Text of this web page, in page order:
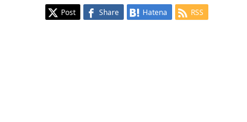
Post Share Hatena RSS